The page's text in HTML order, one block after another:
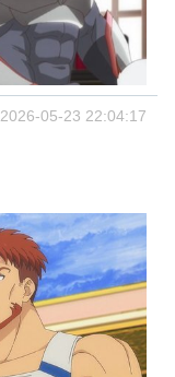
2026-05-23 22:04:17